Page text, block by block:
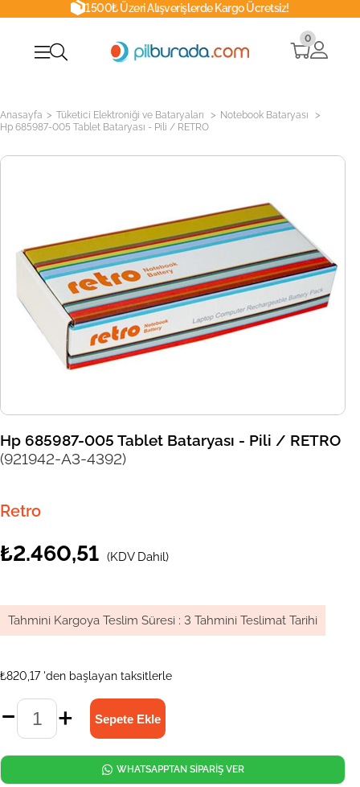
1500₺ Üzeri Alışverişlerde Kargo Ücretsiz!
0
Anasayfa > Tüketici Elektroniği ve Bataryaları > Notebook Bataryası >
Hp 685987-005 Tablet Bataryası - Pili / RETRO
Hp 685987-005 Tablet Bataryası - Pili / RETRO
(921942-A3-4392)
Retro
₺2.460,51 (KDV Dahil)
Tahmini Kargoya Teslim Süresi : 3 Tahmini Teslimat Tarihi
₺820,17 'den başlayan taksitlerle
WHATSAPPTAN SİPARİŞ VER